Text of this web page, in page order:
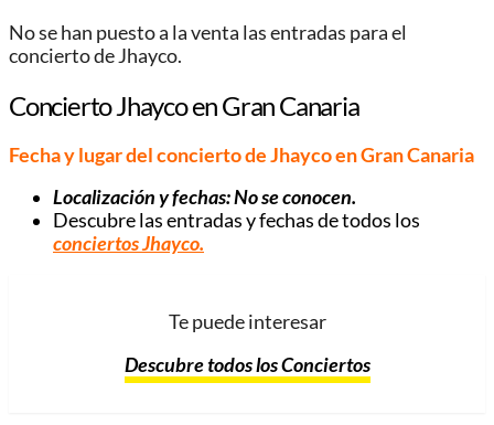
No se han puesto a la venta las entradas para el
concierto de Jhayco.
Concierto Jhayco en Gran Canaria
Fecha y lugar del concierto de Jhayco en Gran Canaria
Localización y fechas: No se conocen.
Descubre las entradas y fechas de todos los
conciertos Jhayco.
Te puede interesar
Descubre todos los Conciertos